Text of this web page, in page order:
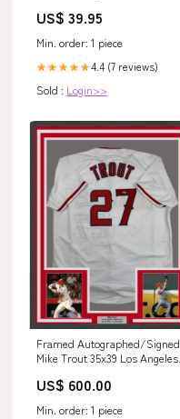
US$ 39.95
Min. order: 1 piece
★★★★★4.4 (7 reviews)
Sold : Login>>
Framed Autographed/Signed
Mike Trout 35x39 Los Angeles
Sports COA Hologram Only
US$ 600.00
Min. order: 1 piece